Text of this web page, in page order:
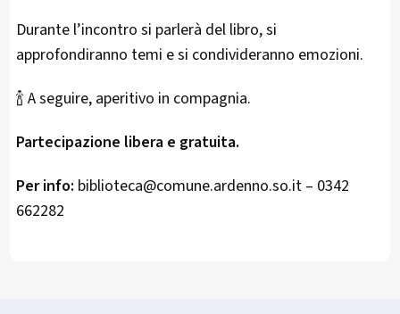
Durante l’incontro si parlerà del libro, si
approfondiranno temi e si condivideranno emozioni.
🍾 A seguire, aperitivo in compagnia.
Partecipazione libera e gratuita.
Per info: biblioteca@comune.ardenno.so.it – 0342
662282